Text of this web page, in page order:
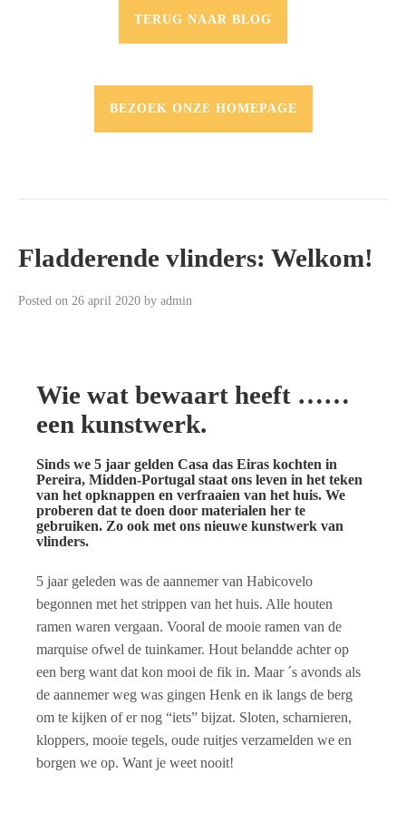
TERUG NAAR BLOG
BEZOEK ONZE HOMEPAGE
Fladderende vlinders: Welkom!
Posted on 26 april 2020 by admin
Wie wat bewaart heeft ……
een kunstwerk.
Sinds we 5 jaar gelden Casa das Eiras kochten in
Pereira, Midden-Portugal staat ons leven in het teken
van het opknappen en verfraaien van het huis. We
proberen dat te doen door materialen her te
gebruiken. Zo ook met ons nieuwe kunstwerk van
vlinders.
5 jaar geleden was de aannemer van Habicovelo
begonnen met het strippen van het huis. Alle houten
ramen waren vergaan. Vooral de mooie ramen van de
marquise ofwel de tuinkamer. Hout belandde achter op
een berg want dat kon mooi de fik in. Maar ´s avonds als
de aannemer weg was gingen Henk en ik langs de berg
om te kijken of er nog “iets” bijzat. Sloten, scharnieren,
kloppers, mooie tegels, oude ruitjes verzamelden we en
borgen we op. Want je weet nooit!